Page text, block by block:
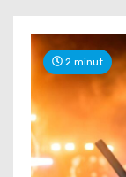
2 minut